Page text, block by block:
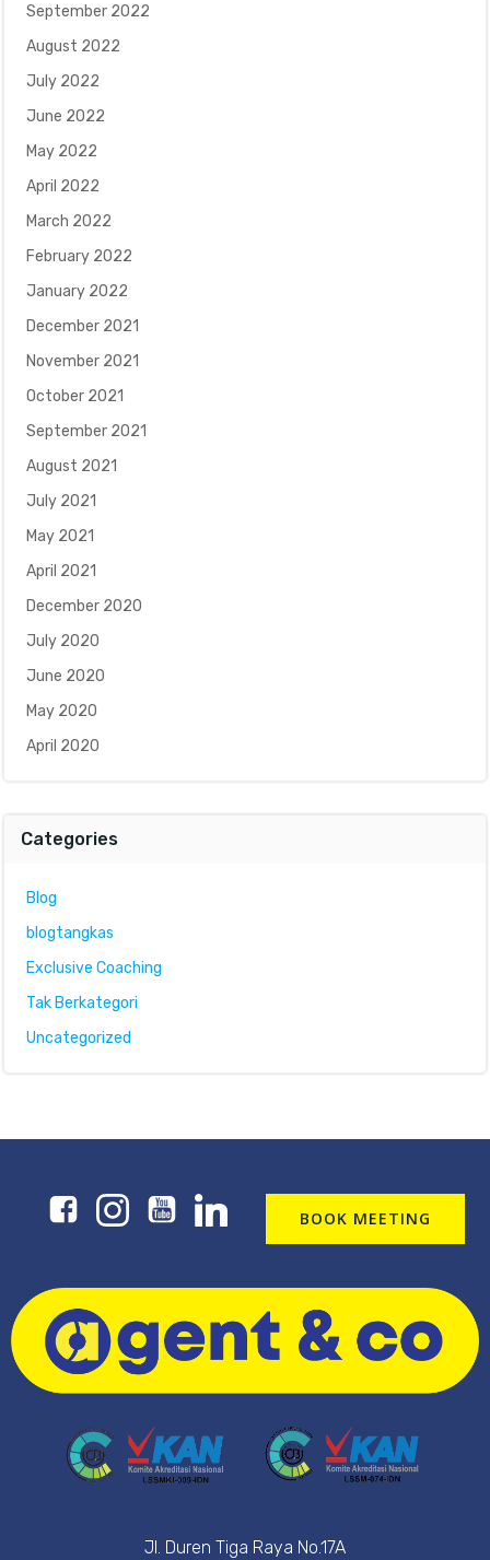
September 2022
August 2022
July 2022
June 2022
May 2022
April 2022
March 2022
February 2022
January 2022
December 2021
November 2021
October 2021
September 2021
August 2021
July 2021
May 2021
April 2021
December 2020
July 2020
June 2020
May 2020
April 2020
Categories
Blog
blogtangkas
Exclusive Coaching
Tak Berkategori
Uncategorized
Jl. Duren Tiga Raya No.17A
BOOK MEETING